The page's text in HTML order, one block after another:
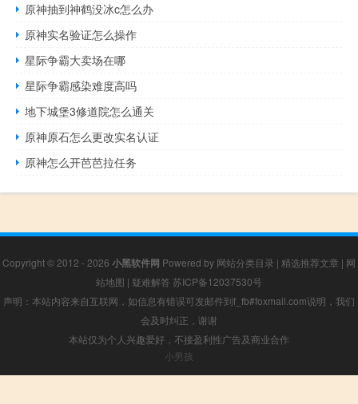
原神抽到神鹤没冰c怎么办
原神实名验证怎么操作
星际争霸大卖场在哪
星际争霸感染难度高吗
地下城堡3修道院怎么通关
原神原石怎么更改实名认证
原神怎么开芭芭拉任务
Copyright © 2012 - 2026 小黑软件网 Powered by 网站分类目录 | 精选推荐文章 | 网
站地图 | 疑难解答 苏ICP备12037530号
声明：本站内容来自互联网，如信息有错误可发邮件到f_fb#foxmail.com说明，我们
会及时纠正，谢谢
本站仅为个人兴趣爱好，不接盈利性广告及商业合作
小男孩